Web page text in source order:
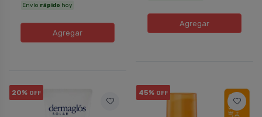
Envío rápido hoy
Agregar
Agregar
20% OFF 45% OFF